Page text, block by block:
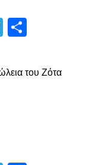
Telegram
του Ζότα